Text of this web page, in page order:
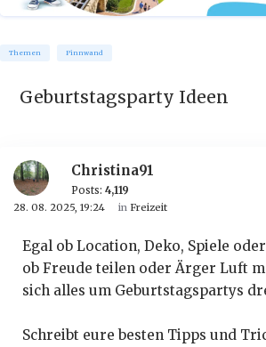
Themen Pinnwand
Geburtstagsparty Ideen
Christina91
Posts: 4,119
28. 08. 2025, 19:24
in Freizeit
Egal ob Location, Deko, Spiele
ob Freude teilen oder Ärger Luft
sich alles um Geburtstagspartys
Schreibt eure besten Tipps und